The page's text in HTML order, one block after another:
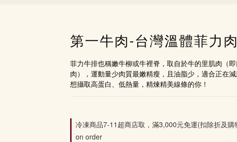
第一牛肉-台灣溫體菲力
菲力牛排也稱嫩牛柳或牛裡脊，取自於牛的里肌肉（
肉），運動量少肉質最嫩精瘦，且油脂少，適合正在減
想攝取高蛋白、低熱量，精煉精美線條的你！
冷凍商品7-11超商店取，滿3,000元免運(扣除折及購
on order